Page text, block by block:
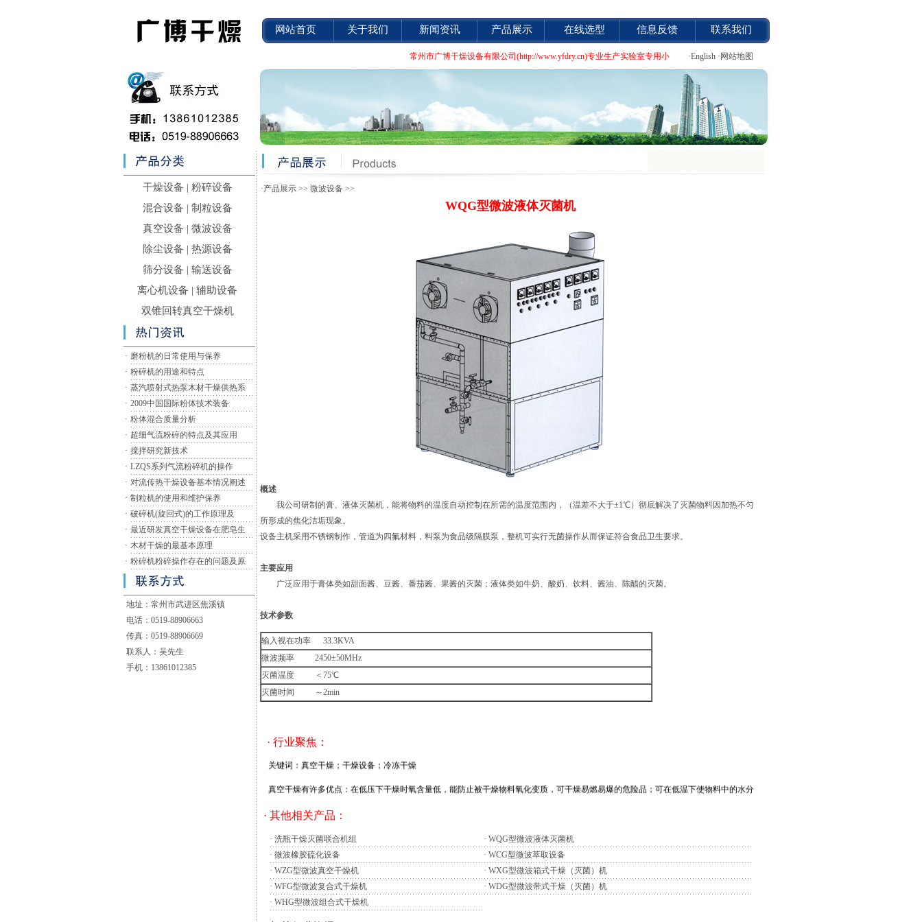
网站首页 关于我们 新闻资讯 产品展示 在线选型 信息反馈 联系我们
常州市广博干燥设备有限公司(http://www.yfdry.cn)专业生产实验室专用小型电加热双锥回转真空干燥机,喷雾干燥机,热风循环烘箱等干燥设备
·English· 网站地图
干燥设备 | 粉碎设备
混合设备 | 制粒设备
真空设备 | 微波设备
除尘设备 | 热源设备
筛分设备 | 输送设备
离心机设备 | 辅助设备
双锥回转真空干燥机
· 磨粉机的日常使用与保养
· 粉碎机的用途和特点
· 蒸汽喷射式热泵木材干燥供热系
· 2009中国国际粉体技术装备
· 粉体混合质量分析
· 超细气流粉碎的特点及其应用
· 搅拌研究新技术
· LZQS系列气流粉碎机的操作
· 对流传热干燥设备基本情况阐述
· 制粒机的使用和维护保养
· 破碎机(旋回式)的工作原理及
· 最近研发真空干燥设备在肥皂生
· 木材干燥的最基本原理
· 粉碎机粉碎操作存在的问题及原
地址：常州市武进区焦溪镇
电话：0519-88906663
传真：0519-88906669
联系人：吴先生
手机：13861012385
·产品展示 >> 微波设备 >>
WQG型微波液体灭菌机
概述
我公司研制的膏、液体灭菌机，能将物料的温度自动控制在所需的温度范围内，（温差不大于±1℃）彻底解决了灭菌物料因加热不匀
所形成的焦化洁垢现象。
设备主机采用不锈钢制作，管道为四氟材料，料泵为食品级隔膜泵，整机可实行无菌操作从而保证符合食品卫生要求。
主要应用
广泛应用于膏体类如甜面酱、豆酱、番茄酱、果酱的灭菌；液体类如牛奶、酸奶、饮料、酱油、陈醋的灭菌。
技术参数
输入视在功率 33.3KVA
微波频率 2450±50MHz
灭菌温度 ＜75℃
灭菌时间 ～2min
· 行业聚焦：
交流信息，找出发展真空干燥设备需解决的难题，提高我国真空干燥设备水平的目的。
关键词：真空干燥；干燥设备；冷冻干燥
真空干燥有许多优点：在低压下干燥时氧含量低，能防止被干燥物料氧化变质，可干燥易燃易爆的危险品；可在低温下使物料中的水分
术经济指标是筛分效率和生产率。前者为质量指标，后者为数量指标。它们之间有一定的关系，同时还与其他许多因素有关，这些因素决
定筛分的结果。影响筛分过程的因素大体可以分三类：
一、被筛分物料的物理性质
包括物料本身的粒度组成、湿度、含泥量和粒子的形状等。
当物料细粒含量较大时，筛子的生产率也大。当物料的湿度较大时，一般来说筛分效率都会降低。但筛孔尺寸愈大，水分影响愈小，
所以对于含水分较大的湿物料，为了改善筛分过程，一般可以采用加大筛孔的办法，或者采用湿式筛分。物料含泥量大（当含泥量大于8%
时）应当采用湿式筛分，或预先洗矿。
· 其他相关产品：
· 洗瓶干燥灭菌联合机组 · WQG型微波液体灭菌机
· 微波橡胶硫化设备 · WCG型微波萃取设备
· WZG型微波真空干燥机 · WXG型微波箱式干燥（灭菌）机
· WFG型微波复合式干燥机 · WDG型微波带式干燥（灭菌）机
· WHG型微波组合式干燥机